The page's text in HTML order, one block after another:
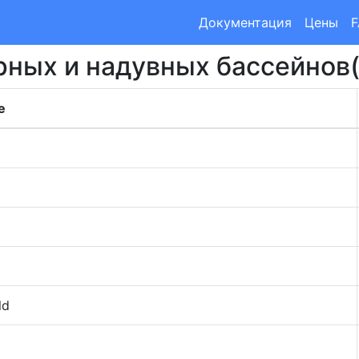
Документация Цены
и надувных